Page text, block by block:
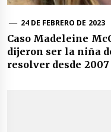
24 DE FEBRERO DE 2023
Caso Madeleine
dijeron ser la niña
resolver desde 2007